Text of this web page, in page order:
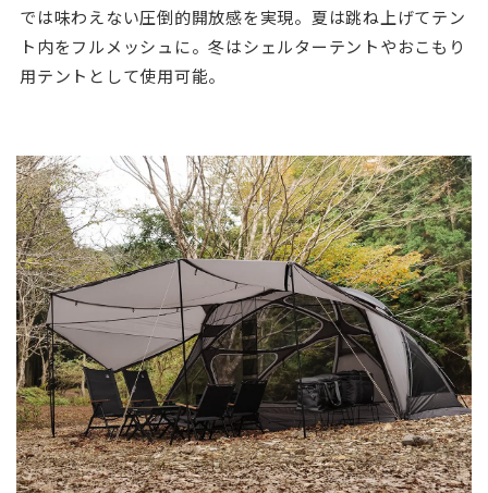
では味わえない圧倒的開放感を実現。夏は跳ね上げてテン
ト内をフルメッシュに。冬はシェルターテントやおこもり
用テントとして使用可能。